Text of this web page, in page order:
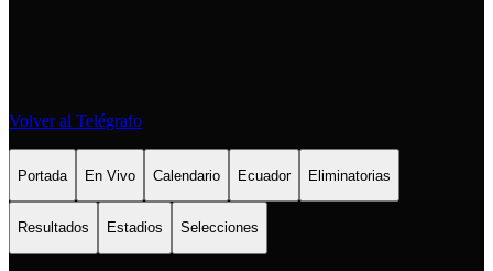
Volver al Telégrafo
Portada En Vivo Calendario Ecuador Eliminatorias
Resultados Estadios Selecciones